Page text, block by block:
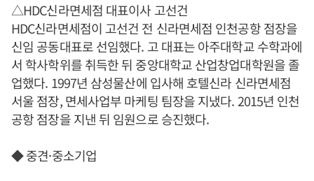
△HDC신라면세점 대표이사 고선건
HDC신라면세점이 고선건 전 신라면세점 인천공항 점장을
신임 공동대표로 선임했다. 고 대표는 아주대학교 수학과에
서 학사학위를 취득한 뒤 중앙대학교 산업창업대학원을 졸
업했다. 1997년 삼성물산에 입사해 호텔신라 신라면세점
서울 점장, 면세사업부 마케팅 팀장을 지냈다. 2015년 인천
공항 점장을 지낸 뒤 임원으로 승진했다.
◆ 중견·중소기업